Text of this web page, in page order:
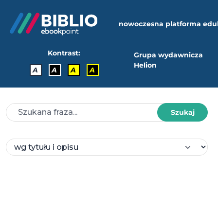
nowoczesna platforma
Kontrast:
A
A A A
Grupa wydawnicza
Helion
Szukaj